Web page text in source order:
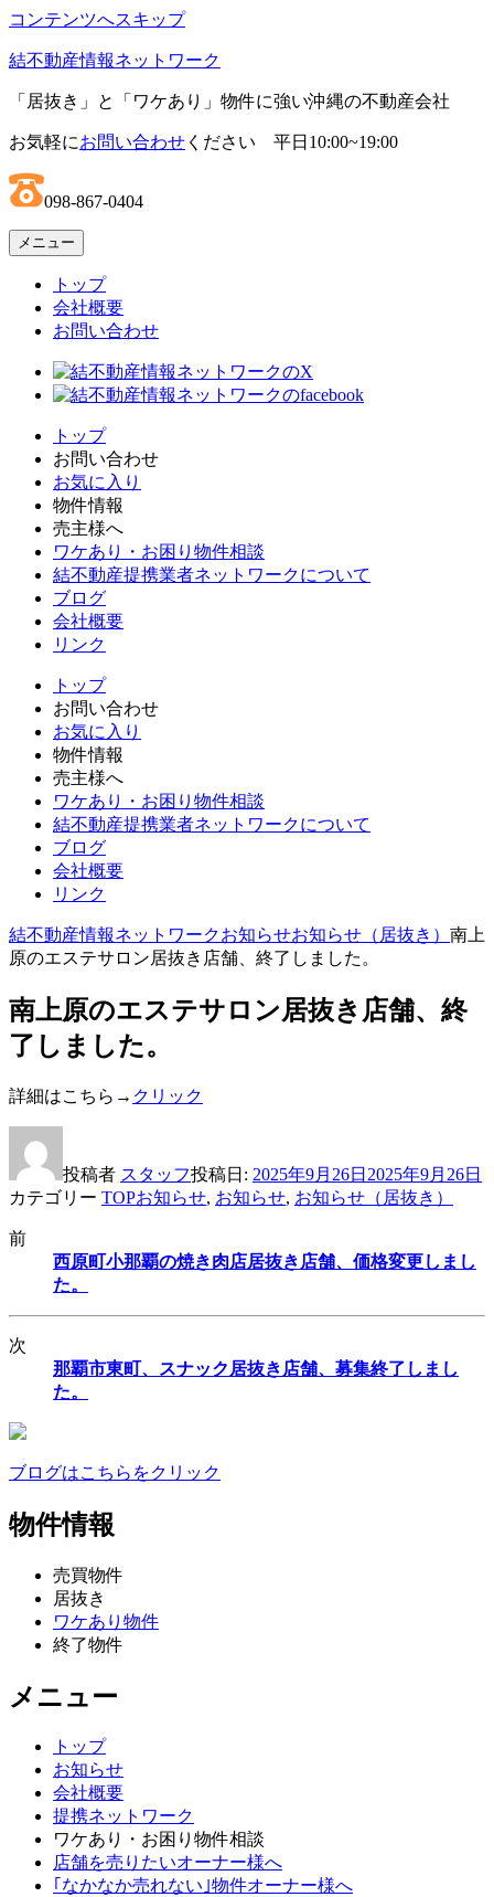
コンテンツへスキップ
結不動産情報ネットワーク
「居抜き」と「ワケあり」物件に強い沖縄の不動産会社
お気軽にお問い合わせ ください 平日10:00~19:00
098-867-0404
メニュー
トップ
会社概要
お問い合わせ
トップ
お問い合わせ
お気に入り
物件情報
売主様へ
ワケあり・お困り物件相談
結不動産提携業者ネットワークについて
ブログ
会社概要
リンク
トップ
お問い合わせ
お気に入り
物件情報
売主様へ
ワケあり・お困り物件相談
結不動産提携業者ネットワークについて
ブログ
会社概要
リンク
結不動産情報ネットワークお知らせお知らせ（居抜き） 南上
原のエステサロン居抜き店舗、終了しました。
南上原のエステサロン居抜き店舗、終
了しました。
詳細はこちら→ クリック
投稿者 スタッフ投稿日: 2025年9月26日 2025年9月26日
カテゴリー TOPお知らせ, お知らせ, お知らせ（居抜き）
前
西原町小那覇の焼き肉店居抜き店舗、価格変更しまし
た。
次
那覇市東町、スナック居抜き店舗、募集終了しまし
た。
ブログはこちらをクリック
物件情報
売買物件
居抜き
ワケあり物件
終了物件
メニュー
トップ
お知らせ
会社概要
提携ネットワーク
ワケあり・お困り物件相談
店舗を売りたいオーナー様へ
｢なかなか売れない｣物件オーナー様へ